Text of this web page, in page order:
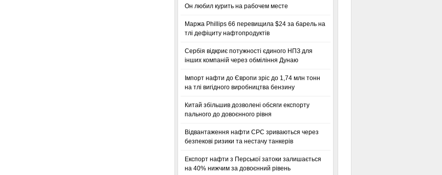
Он любил курить на рабочем месте
Маржа Phillips 66 перевищила $24 за барель на
тлі дефіциту нафтопродуктів
Сербія відкриє потужності єдиного НПЗ для
інших компаній через обміління Дунаю
Імпорт нафти до Європи зріс до 1,74 млн тонн
на тлі вигідного виробництва бензину
Китай збільшив дозволені обсяги експорту
пального до довоєнного рівня
Відвантаження нафти CPC зриваються через
безпекові ризики та нестачу танкерів
Експорт нафти з Перської затоки залишається
на 40% нижчим за довоєнний рівень